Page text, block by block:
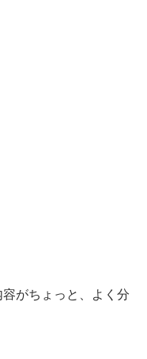
がちょっと、よく分